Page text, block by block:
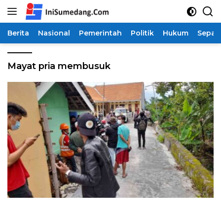
Langsung
Berita Nasional Pemerintah Politik Hukum
Mayat pria membusuk